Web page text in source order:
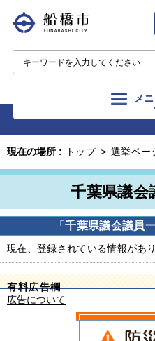
メ
現在の場所 : トップ > 選挙ペー
千葉県議会
「千葉県議会議員
現在、登録されている情報があ
有料広告欄
広告について